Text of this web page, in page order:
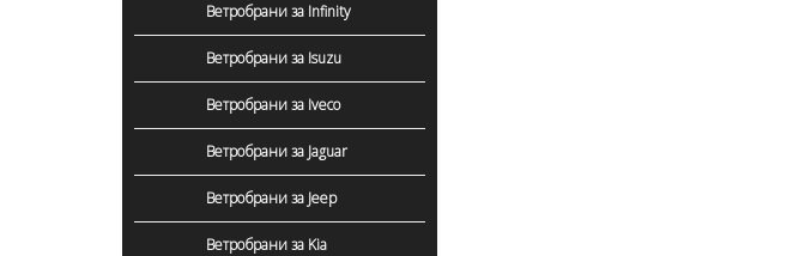
Ветробрани за Infinity
Ветробрани за Isuzu
Ветробрани за Iveco
Ветробрани за Jaguar
Ветробрани за Jeep
Ветробрани за Kia